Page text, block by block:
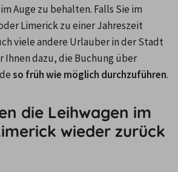
Auge zu behalten. Falls Sie im
Limerick zu einer Jahreszeit
viele andere Urlauber in der Stadt
Ihnen dazu, die Buchung über
so früh wie möglich durchzuführen.
die Leihwagen im
wieder zurück